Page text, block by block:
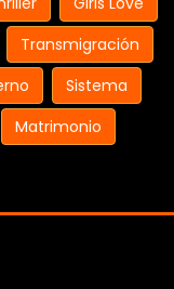
Transmigración
Sistema
Matrimonio